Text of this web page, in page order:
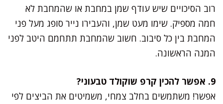
רוב הסיכויים שיש עודף שמן במחבת או שהמחבת לא
חמה מספיק. שימו מעט שמן, והעבירו נייר סופג מעל פני
המחבת בין כל סיבוב. חשוב שהמחבת תתחמם היטב לפני
המנה הראשונה.
9. אפשר להכין קרפ שוקולד טבעוני?
אפשר! משתמשים בחלב צמחי, משמיטים את הביצים לפי